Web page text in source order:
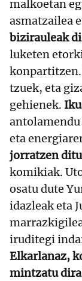
malkoetan
asmatzailea
bizirauleak
luketen
tzuek, eta
gehienek.
eta
jorratzen
komikiak.
osatu dute
idazleak eta
iruditegi
Elkarlanaz,
mintzatu